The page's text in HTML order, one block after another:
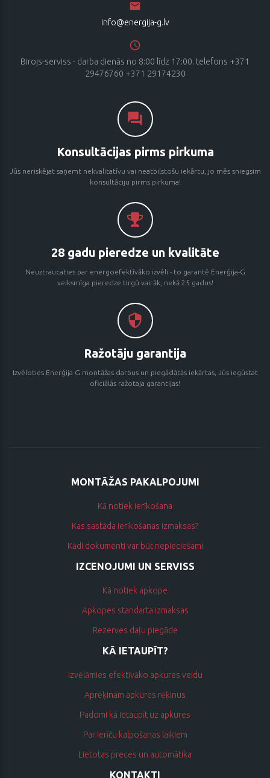
info@energija-g.lv
Birojs-serviss - darba dienās no 8:00 līdz 17:00. telefons +371
29476760 +371 29174230
Konsultācijas pirms pirkuma
Jūs neriskējat saņemt nekvalitatīvu vai neatbilstošu iekārtu, jo mēs sniegsim
konsultāciju pirms pirkuma!
28 gadu pieredze un kvalitāte
Neuztraucaties par energoefektīvāko izvēli - to garantē Enerģija-G
veiksmīga pieredze tirgū vairāk, nekā 25 gadus!
Ražotāju garantija
Izvēloties Enerģija G montāžas darbus un piegādātās iekārtas, Jūs iegūstat
oficiālās ražotaja garantijas!
MONTĀŽAS PAKALPOJUMI
Kā notiek ierīkošana
Kas sastāda ierīkošanas izmaksas?
Kādi dokumenti var būt nepieciešami
IZCENOJUMI UN SERVISS
Kā notiek apkope
Apkopes standarta izmaksas
Rezerves daļu piegāde
KĀ IETAUPĪT?
Izvēlāmies efektīvāko apkures veidu
Aprēķinām apkures rēķinus
Padomi kā ietaupīt uz apkures
Par ierīču kalpošanas laikiem
Lietotas preces un automātika
KONTAKTI